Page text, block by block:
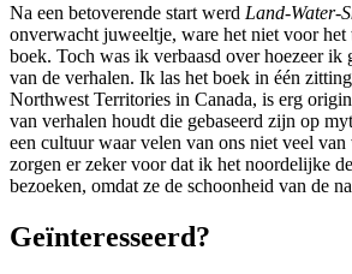
Na een betoverende start werd Land-Water-
onverwacht juweeltje, ware het niet voor het
boek. Toch was ik verbaasd over hoezeer ik
van de verhalen. Ik las het boek in één
Northwest Territories in Canada, is erg
van verhalen houdt die gebaseerd zijn op
een cultuur waar velen van ons niet veel
zorgen er zeker voor dat ik het noordelijke
bezoeken, omdat ze de schoonheid van de
Geïnteresseerd?